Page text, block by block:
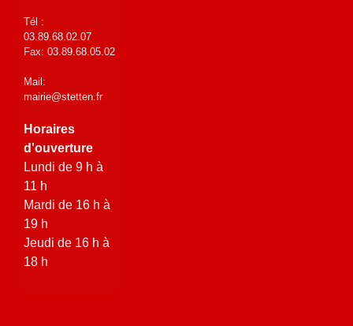
Tél :
03.89.68.02.07
Fax: 03.89.68.05.02
Mail:
mairie@stetten.fr
Horaires
d'ouverture
Lundi de 9 h à
11 h
Mardi de 16 h à
19 h
Jeudi de 16 h à
18 h